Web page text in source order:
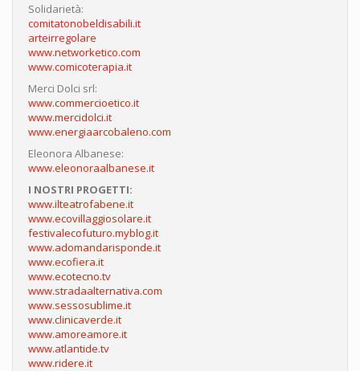
Solidarietà:
comitatonobeldisabili.it
arteirregolare
www.networketico.com
www.comicoterapia.it
Merci Dolci srl:
www.commercioetico.it
www.mercidolci.it
www.energiaarcobaleno.com
Eleonora Albanese:
www.eleonoraalbanese.it
I NOSTRI PROGETTI:
www.ilteatrofabene.it
www.ecovillaggiosolare.it
festivalecofuturo.myblog.it
www.adomandarisponde.it
www.ecofiera.it
www.ecotecno.tv
www.stradaalternativa.com
www.sessosublime.it
www.clinicaverde.it
www.amoreamore.it
www.atlantide.tv
www.ridere.it